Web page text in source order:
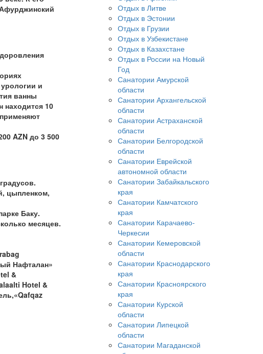
и
ванны
находится 10
AZN до 3 500
цыпленком,
Баку.
месяцев.
Нафталан»
&
Hotel &
Отдых в Литве
Отдых в Эстонии
Отдых в Грузии
Отдых в Узбекистане
Отдых в Казахстане
Отдых в России на Новый
Год
Санатории Амурской
области
Санатории Архангельской
области
Санатории Астраханской
области
Санатории Белгородской
области
Санатории Еврейской
автономной области
Санатории Забайкальского
края
Санатории Камчатского
края
Санатории Карачаево-
Черкесии
Санатории Кемеровской
области
Санатории Краснодарского
края
Санатории Красноярского
края
Санатории Курской
области
Санатории Липецкой
области
Санатории Магаданской